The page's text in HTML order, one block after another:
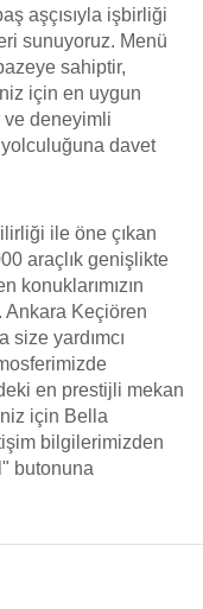
aşçısıyla işbirliği
sunuyoruz. Menü
sahiptir,
için en uygun
ve deneyimli
davet
ile öne çıkan
araçlık genişlikte
konuklarımızın
Ankara Keçiören
size yardımcı
en prestijli mekan
için Bella
bilgilerimizden
butonuna